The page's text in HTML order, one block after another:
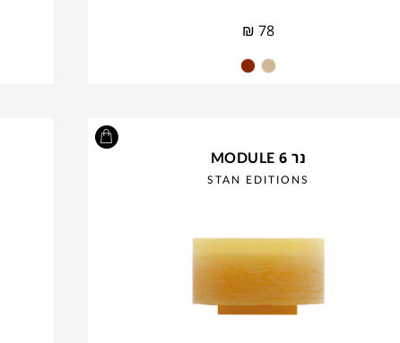
₪ 78
נר MODULE 6
STAN EDITIONS